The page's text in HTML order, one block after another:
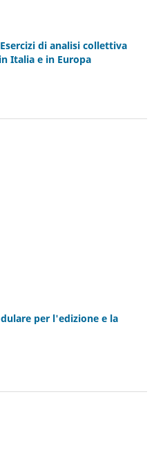
di analisi collettiva
Italia e in Europa
per l'edizione e la